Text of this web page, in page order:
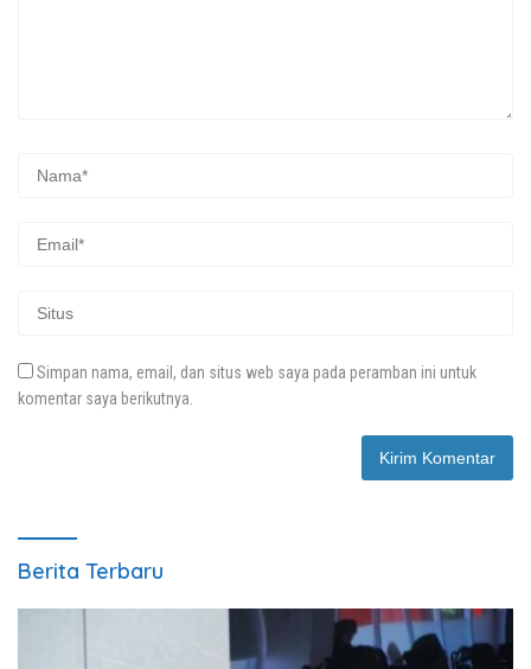
Simpan nama, email, dan situs web saya pada peramban ini untuk
komentar saya berikutnya.
Berita Terbaru